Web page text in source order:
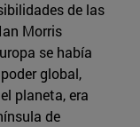
de las
Morris
se había
global,
planeta, era
de